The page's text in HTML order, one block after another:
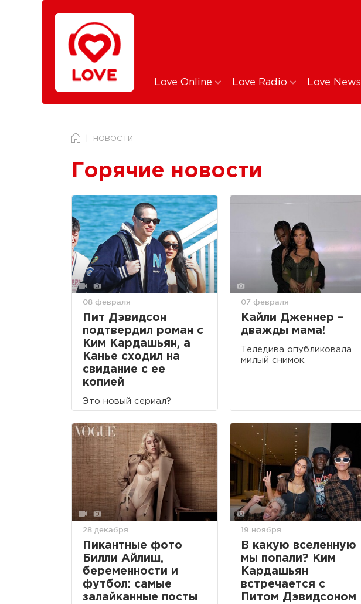
Love Online Love Radio Love News
НОВОСТИ
Горячие новости
08 февраля
Пит Дэвидсон
подтвердил роман с
Ким Кардашьян, а
Канье сходил на
свидание с ее
копией
Это новый сериал?
07 февраля
Кайли Дженнер –
дважды мама!
Теледива опубликовала
милый снимок.
28 декабря
Пикантные фото
Билли Айлиш,
беременности и
футбол: самые
залайканные посты
19 ноября
В какую вселенную
мы попали? Ким
Кардашьян
встречается с
Питом Дэвидсоном